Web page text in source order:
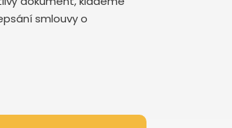
smlouvy o